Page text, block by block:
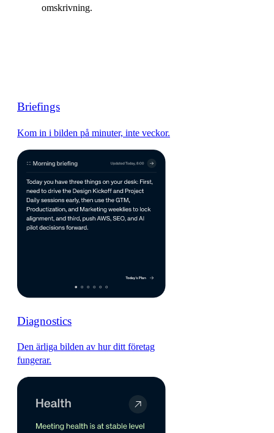
omskrivning.
Briefings
Kom in i bilden på minuter, inte veckor.
Diagnostics
Den ärliga bilden av hur ditt företag
fungerar.